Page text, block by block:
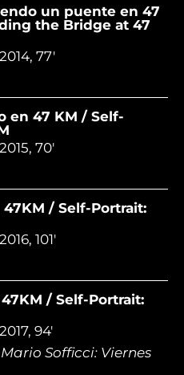
un puente en 47
the Bridge at 47
77'
en 47 KM / Self-
70'
/ Self-Portrait:
101'
/ Self-Portrait:
94'
Sofficci: Viernes